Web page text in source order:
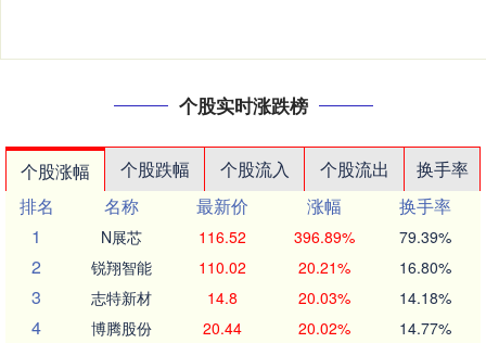
个股实时涨跌榜
个股涨幅 个股跌幅 个股流入 个股流出
换手率
排名
名称 最新价 涨幅
换手率
1
N展芯 116.52 396.89% 79.39%
2 锐翔智能 110.02 20.21% 16.80%
3 志特新材 14.8 20.03% 14.18%
4 博腾股份 20.44 20.02% 14.77%